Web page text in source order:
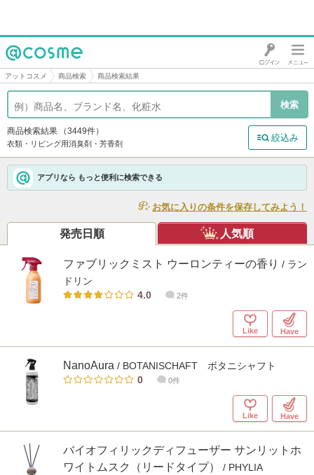
@cosme
アットコスメ 商品検索 商品検索結果
商品検索結果 （3449件）
衣類・リビング用消臭剤・芳香剤
絞込み
アプリなら もっと便利に検索できる
お気に入りの条件を保存してみよう！
発売日順 人気順
ファブリックミスト ウーロンティーの香り / ラン
ドリン
4.0
2件
Like Have
NanoAura / BOTANISCHAFT ボタニシャフト
0
0件
Like Have
バイオフィリックディフューザー サンリットホ
ワイトムスク（リードタイプ） / PHYLIA